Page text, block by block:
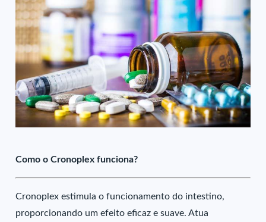
Como o Cronoplex funciona?
Cronoplex estimula o funcionamento do intestino,
proporcionando um efeito eficaz e suave. Atua